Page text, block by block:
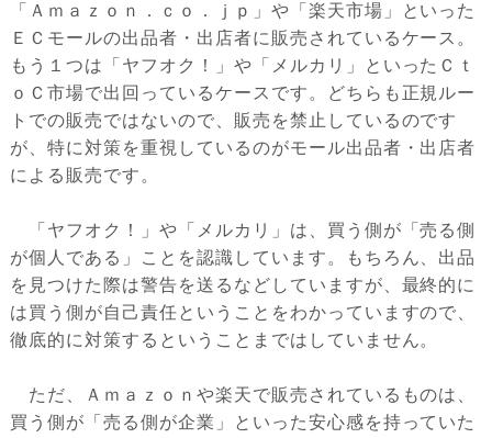
「Ａｍａｚｏｎ．ｃｏ．ｊｐ」や「楽天市場」といった
ＥＣモールの出品者・出店者に販売されているケース。
もう１つは「ヤフオク！」や「メルカリ」といったＣｔ
ｏＣ市場で出回っているケースです。どちらも正規ルー
トでの販売ではないので、販売を禁止しているのです
が、特に対策を重視しているのがモール出品者・出店者
による販売です。
「ヤフオク！」や「メルカリ」は、買う側が「売る側
が個人である」ことを認識しています。もちろん、出品
を見つけた際は警告を送るなどしていますが、最終的に
は買う側が自己責任ということをわかっていますので、
徹底的に対策するということまではしていません。
ただ、Ａｍａｚｏｎや楽天で販売されているものは、
買う側が「売る側が企業」といった安心感を持っていた